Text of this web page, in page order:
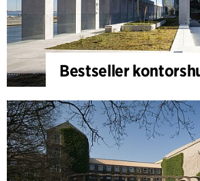
Bestseller